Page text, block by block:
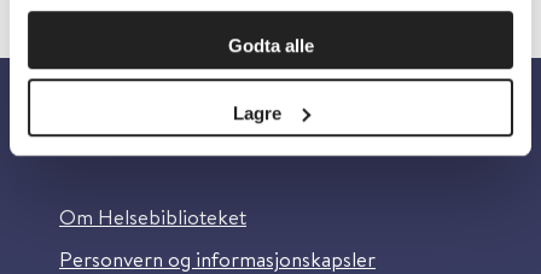
Godta alle
Lagre
Om oss
Om Helsebiblioteket
Personvern og informasjonskapsler